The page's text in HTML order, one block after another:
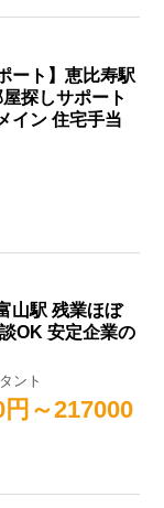
ート】恵比寿駅
探しサポート
イン 住宅手当
山駅 残業ほぼ
OK 安定企業の
ント
円～217000